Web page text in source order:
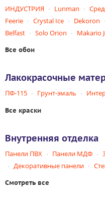
ИНДУСТРИЯ Lunman
Feerie
Crystal Ice Dekoron
Belfast
Solo Orion Makario
Все обои
Лакокрасочные
ПФ-115 Грунт-эмаль
Все краски
Внутренняя отделка
Панели ПВХ Панели МДФ
Декоративные панели
Смотреть все